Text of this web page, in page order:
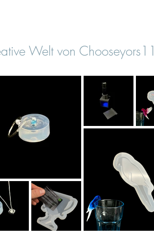
Welt von Chooseyors11